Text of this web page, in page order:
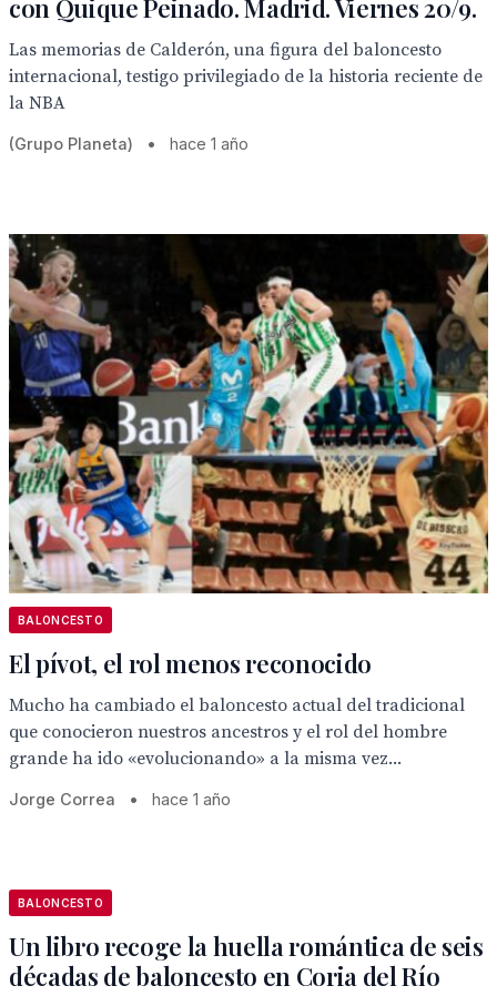
con Quique Peinado. Madrid. Viernes 20/9.
Las memorias de Calderón, una figura del baloncesto
internacional, testigo privilegiado de la historia reciente de
la NBA
(Grupo Planeta) • hace 1 año
BALONCESTO
El pívot, el rol menos reconocido
Mucho ha cambiado el baloncesto actual del tradicional
que conocieron nuestros ancestros y el rol del hombre
grande ha ido «evolucionando» a la misma vez...
Jorge Correa • hace 1 año
BALONCESTO
Un libro recoge la huella romántica de seis
décadas de baloncesto en Coria del Río